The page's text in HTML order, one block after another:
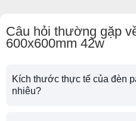
Câu hỏi thường gặp
600x600mm 42w
Kích thước thực tế của đèn
nhiêu?